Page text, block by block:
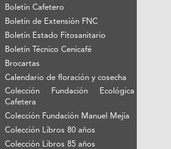
Boletín Cafetero
Boletín de Extensión FNC
Boletín Estado Fitosanitario
Boletín Técnico Cenicafé
Brocartas
Calendario de floración y cosecha
Colección Fundación Ecológica
Cafetera
Colección Fundación Manuel Mejía
Colección Libros 80 años
Colección Libros 85 años